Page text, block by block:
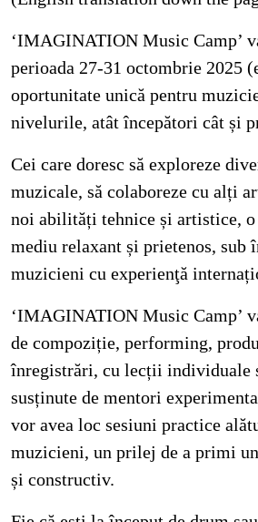
‘IMAGINATION Music Camp’
perioada 27-31 octombrie 2025
oportunitate unică pentru
nivelurile, atât începători cât și
Cei care doresc să exploreze
muzicale, să colaboreze cu alți
noi abilități tehnice și artistice,
mediu relaxant și prietenos, sub
muzicieni cu experienţă
‘IMAGINATION Music Camp’
de compoziție, performing,
înregistrări, cu lecții individuale
susținute de mentori
vor avea loc sesiuni practice
muzicieni, un prilej de a primi
și constructiv.